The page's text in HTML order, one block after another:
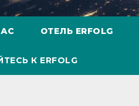
ОТЕЛЬ ERFOLG
К ERFOLG